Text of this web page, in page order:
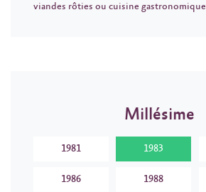
viandes rôties ou cuisine gastronomique
Millésime
1981 1983
1986 1988